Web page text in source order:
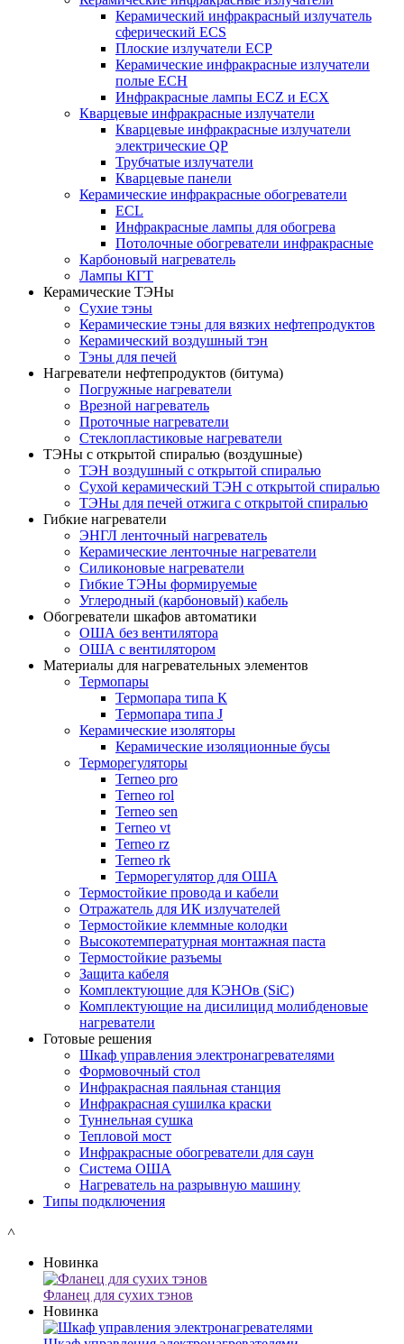
Керамический инфракрасный излучатель
сферический ECS
Плоские излучатели ECP
Керамические инфракрасные излучатели
полые ECH
Инфракрасные лампы ECZ и ECX
Кварцевые инфракрасные излучатели
Кварцевые инфракрасные излучатели
электрические QP
Трубчатые излучатели
Кварцевые панели
Керамические инфракрасные обогреватели
ECL
Инфракрасные лампы для обогрева
Потолочные обогреватели инфракрасные
Карбоновый нагреватель
Лампы КГТ
Керамические ТЭНы
Сухие тэны
Керамические тэны для вязких нефтепродуктов
Керамический воздушный тэн
Тэны для печей
Нагреватели нефтепродуктов (битума)
Погружные нагреватели
Врезной нагреватель
Проточные нагреватели
Стеклопластиковые нагреватели
ТЭНы с открытой спиралью (воздушные)
ТЭН воздушный с открытой спиралью
Сухой керамический ТЭН с открытой спиралью
ТЭНы для печей отжига с открытой спиралью
Гибкие нагреватели
ЭНГЛ ленточный нагреватель
Керамические ленточные нагреватели
Силиконовые нагреватели
Гибкие ТЭНы формируемые
Углеродный (карбоновый) кабель
Обогреватели шкафов автоматики
ОША без вентилятора
ОША с вентилятором
Материалы для нагревательных элементов
Термопары
Термопара типа К
Термопара типа J
Керамические изоляторы
Керамические изоляционные бусы
Терморегуляторы
Terneo pro
Terneo rol
Terneo sen
Тerneo vt
Terneo rz
Terneo rk
Терморегулятор для ОША
Термостойкие провода и кабели
Отражатель для ИК излучателей
Термостойкие клеммные колодки
Высокотемпературная монтажная паста
Термостойкие разъемы
Защита кабеля
Комплектующие для КЭНОв (SiC)
Комплектующие на дисилицид молибденовые
нагреватели
Готовые решения
Шкаф управления электронагревателями
Формовочный стол
Инфракрасная паяльная станция
Инфракрасная сушилка краски
Туннельная сушка
Тепловой мост
Инфракрасные обогреватели для саун
Система ОША
Нагреватель на разрывную машину
Типы подключения
˄
Новинка
Фланец для сухих тэнов
Новинка